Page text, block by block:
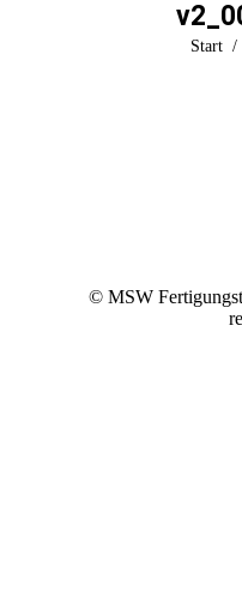
Sie
Start
© MSW